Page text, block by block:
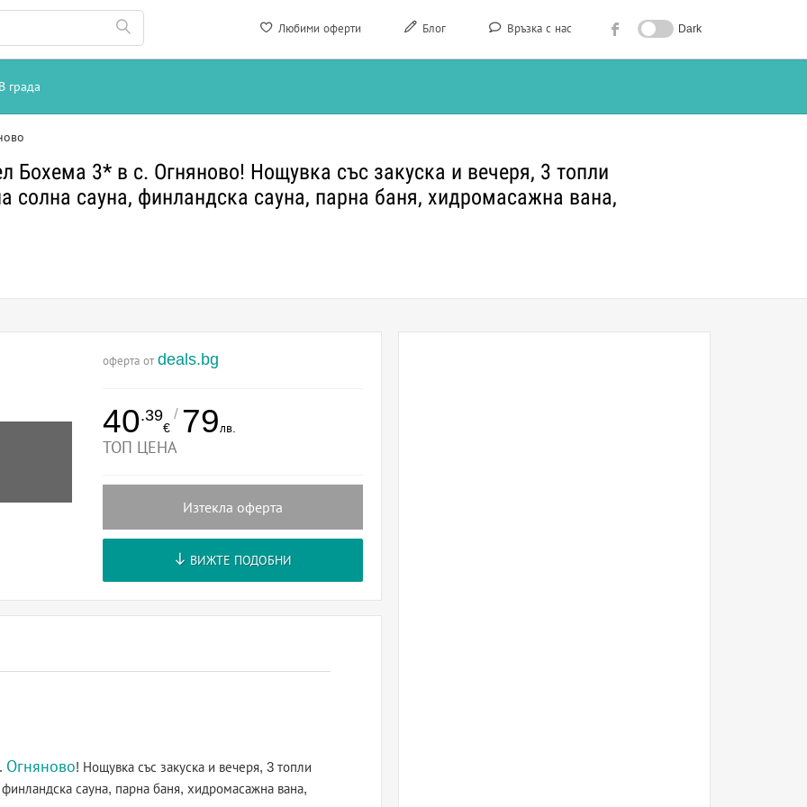
Любими оферти Блог Връзка с нас Dark
града
Бохема 3* в с. Огняново! Нощувка със закуска и вечеря, 3 топли
солна сауна, финландска сауна, парна баня, хидромасажна вана,
оферта от deals.bg
40.39
€
/ 79лв.
ТОП ЦЕНА
Изтекла оферта
ВИЖТЕ ПОДОБНИ
Огняново! Нощувка със закуска и вечеря, 3 топли
сауна, парна баня, хидромасажна вана,